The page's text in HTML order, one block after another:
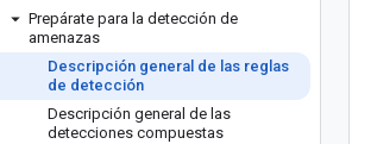
Prepárate para la detección de
amenazas
Descripción general de las reglas
de detección
Descripción general de las
detecciones compuestas